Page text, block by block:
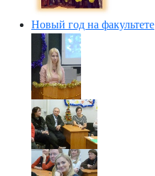
Новый год на факультете